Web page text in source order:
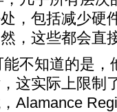
，包括减少硬
，这些都会直
不知道的是
这实际上限制
Alamance